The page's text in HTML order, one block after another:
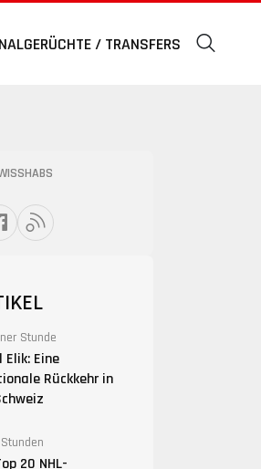
GERÜCHTE / TRANSFERS
Stunde
Elik: Eine
Rückkehr in
20 NHL-